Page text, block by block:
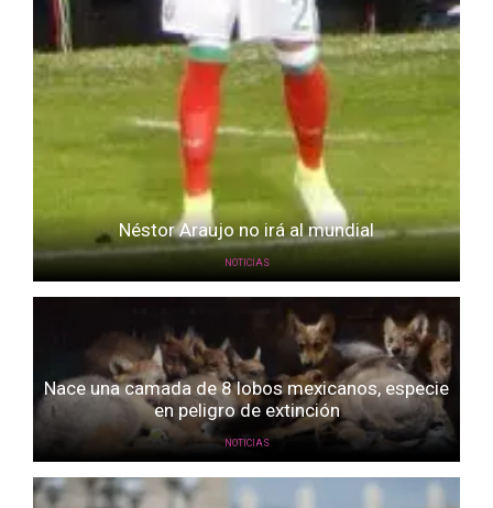
Néstor Araujo no irá al mundial
NOTICIAS
Nace una camada de 8 lobos mexicanos, especie
en peligro de extinción
NOTICIAS